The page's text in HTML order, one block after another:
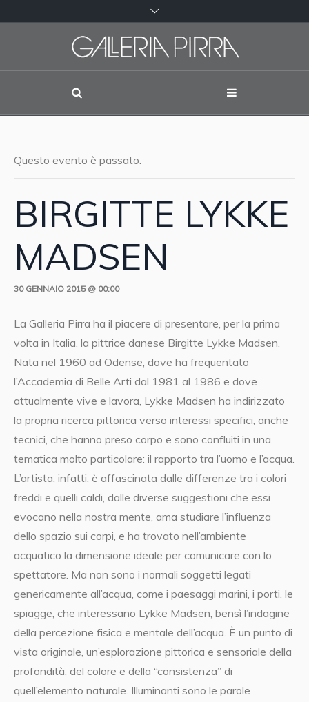
Questo evento è passato.
BIRGITTE LYKKE
MADSEN
30 GENNAIO 2015 @ 00:00
La Galleria Pirra ha il piacere di presentare, per la prima
volta in Italia, la pittrice danese Birgitte Lykke Madsen.
Nata nel 1960 ad Odense, dove ha frequentato
l’Accademia di Belle Arti dal 1981 al 1986 e dove
attualmente vive e lavora, Lykke Madsen ha indirizzato
la propria ricerca pittorica verso interessi specifici, anche
tecnici, che hanno preso corpo e sono confluiti in una
tematica molto particolare: il rapporto tra l’uomo e l’acqua.
L’artista, infatti, è affascinata dalle differenze tra i colori
freddi e quelli caldi, dalle diverse suggestioni che essi
evocano nella nostra mente, ama studiare l’influenza
dello spazio sui corpi, e ha trovato nell’ambiente
acquatico la dimensione ideale per comunicare con lo
spettatore. Ma non sono i normali soggetti legati
genericamente all’acqua, come i paesaggi marini, i porti, le
spiagge, che interessano Lykke Madsen, bensì l’indagine
della percezione fisica e mentale dell’acqua. È un punto di
vista originale, un’esplorazione pittorica e sensoriale della
profondità, del colore e della “consistenza” di
quell’elemento naturale. Illuminanti sono le parole